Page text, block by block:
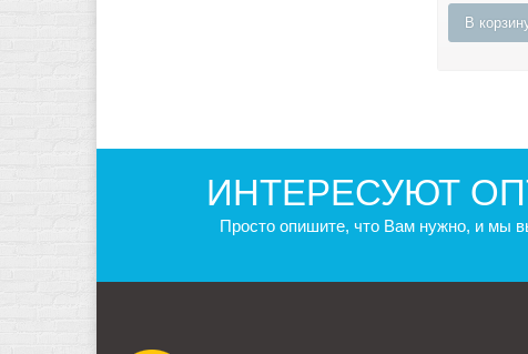
В
ИНТЕРЕСУЮТ
Просто опишите, что Вам нужно, и мы